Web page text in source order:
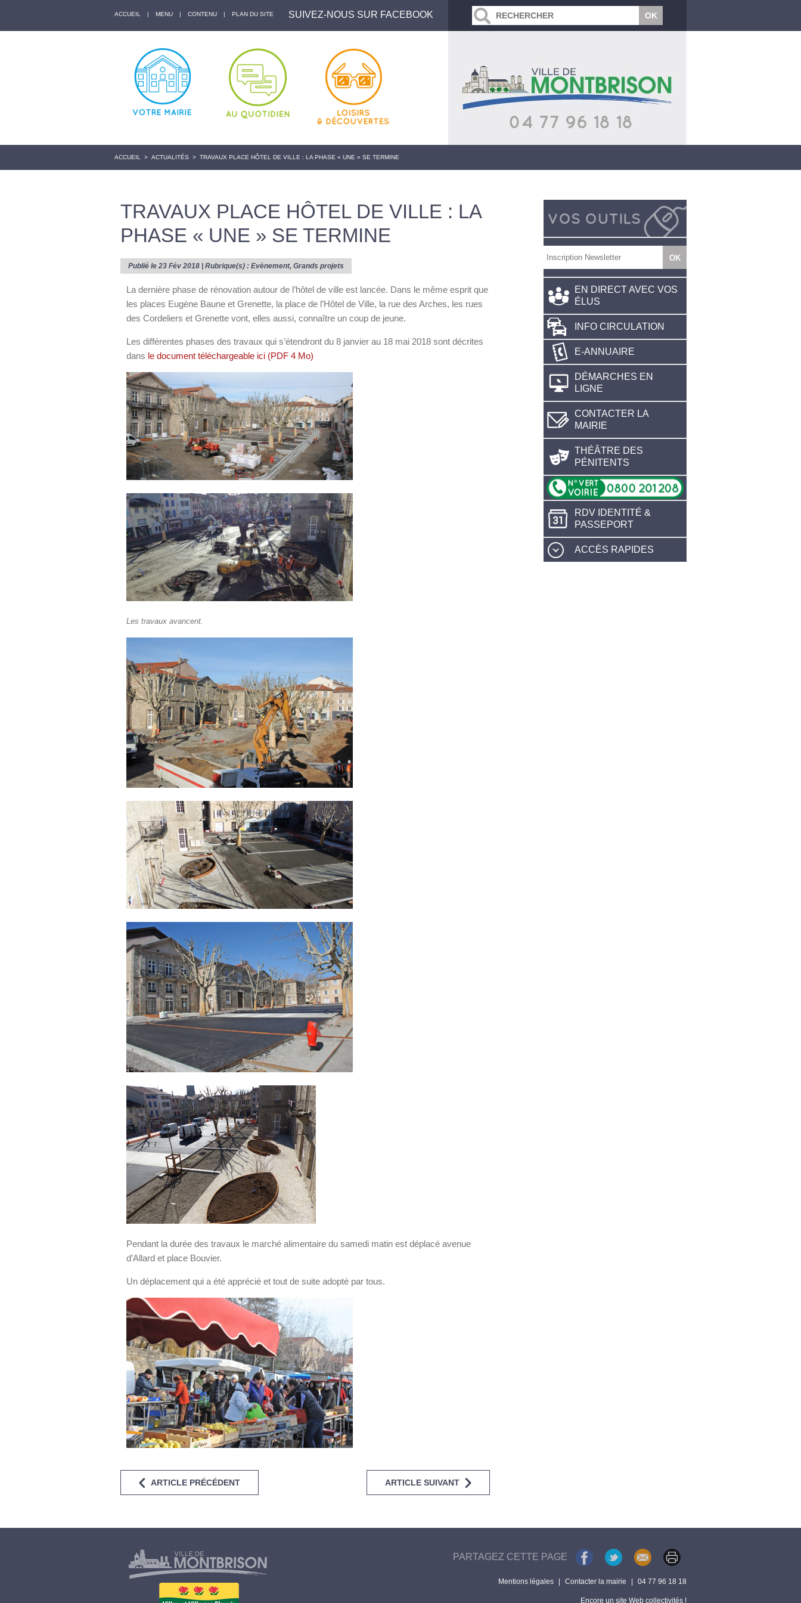
ACCUEIL | MENU | CONTENU | PLAN DU SITE SUIVEZ-NOUS SUR FACEBOOK
ACCUEIL > ACTUALITÉS > TRAVAUX PLACE HÔTEL DE VILLE : LA PHASE « UNE » SE TERMINE
TRAVAUX PLACE HÔTEL DE VILLE : LA
PHASE « UNE » SE TERMINE
Publié le 23 Fév 2018 | Rubrique(s) : Evènement, Grands projets
La dernière phase de rénovation autour de l’hôtel de ville est lancée. Dans le même esprit que
les places Eugène Baune et Grenette, la place de l’Hôtel de Ville, la rue des Arches, les rues
des Cordeliers et Grenette vont, elles aussi, connaître un coup de jeune.
Les différentes phases des travaux qui s’étendront du 8 janvier au 18 mai 2018 sont décrites
dans le document téléchargeable ici (PDF 4 Mo)
Les travaux avancent.
Pendant la durée des travaux le marché alimentaire du samedi matin est déplacé avenue
d’Allard et place Bouvier.
Un déplacement qui a été apprécié et tout de suite adopté par tous.
ARTICLE PRÉCÉDENT ARTICLE SUIVANT
EN DIRECT AVEC VOS
ÉLUS
INFO CIRCULATION
E-ANNUAIRE
DÉMARCHES EN
LIGNE
CONTACTER LA
MAIRIE
THÉÂTRE DES
PÉNITENTS
RDV IDENTITÉ &
PASSEPORT
ACCÈS RAPIDES
PARTAGEZ CETTE PAGE
Mentions légales Contacter la mairie 04 77 96 18 18
Encore un site Web collectivités !